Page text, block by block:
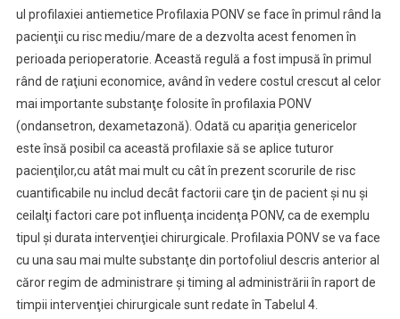
ul profilaxiei antiemetice Profilaxia PONV se face în primul rând la
pacienţii cu risc mediu/mare de a dezvolta acest fenomen în
perioada perioperatorie. Această regulă a fost impusă în primul
rând de raţiuni economice, având în vedere costul crescut al celor
mai importante substanţe folosite în profilaxia PONV
(ondansetron, dexametazonă). Odată cu apariţia genericelor
este însă posibil ca această profilaxie să se aplice tuturor
pacienţilor,cu atât mai mult cu cât în prezent scorurile de risc
cuantificabile nu includ decât factorii care ţin de pacient şi nu şi
ceilalţi factori care pot influenţa incidenţa PONV, ca de exemplu
tipul şi durata intervenţiei chirurgicale. Profilaxia PONV se va face
cu una sau mai multe substanţe din portofoliul descris anterior al
căror regim de administrare şi timing al administrării în raport de
timpii intervenţiei chirurgicale sunt redate în Tabelul 4.